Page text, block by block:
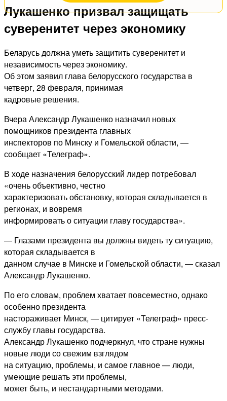
Лукашенко призвал защищать
суверенитет через экономику
Беларусь должна уметь защитить суверенитет и
независимость через экономику.
Об этом заявил глава белорусского государства в
четверг, 28 февраля, принимая
кадровые решения.
Вчера Александр Лукашенко назначил новых
помощников президента главных
инспекторов по Минску и Гомельской области, —
сообщает «Телеграф».
В ходе назначения белорусский лидер потребовал
«очень объективно, честно
характеризовать обстановку, которая складывается в
регионах, и вовремя
информировать о ситуации главу государства».
— Глазами президента вы должны видеть ту ситуацию,
которая складывается в
данном случае в Минске и Гомельской области, — сказал
Александр Лукашенко.
По его словам, проблем хватает повсеместно, однако
особенно президента
настораживает Минск, — цитирует «Телеграф» пресс-
службу главы государства.
Александр Лукашенко подчеркнул, что стране нужны
новые люди со свежим взглядом
на ситуацию, проблемы, и самое главное — люди,
умеющие решать эти проблемы,
может быть, и нестандартными методами.